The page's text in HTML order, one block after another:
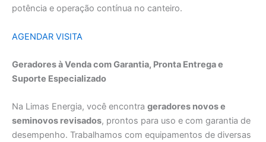
potência e operação contínua no canteiro.
AGENDAR VISITA
Geradores à Venda com Garantia, Pronta Entrega e
Suporte Especializado
Na Limas Energia, você encontra geradores novos e
seminovos revisados, prontos para uso e com garantia de
desempenho. Trabalhamos com equipamentos de diversas